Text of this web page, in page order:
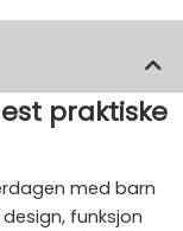
praktiske
med barn
funksjon